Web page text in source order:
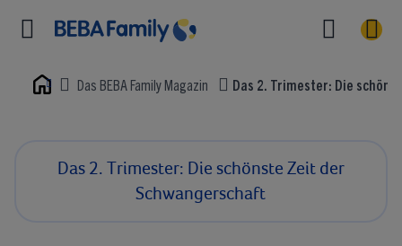
Home Das BEBA Family Magazin Das 2. Trimester: Die
Das 2. Trimester: Die schönste Zeit der
Schwangerschaft